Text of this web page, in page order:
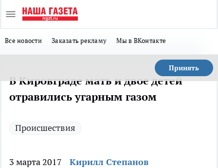
Все новости Заказать рекламу Мы в ВКонтакте
Принять
В Кировграде мать и двое детей
отравились угарным газом
Происшествия
3 марта 2017 Кирилл Степанов